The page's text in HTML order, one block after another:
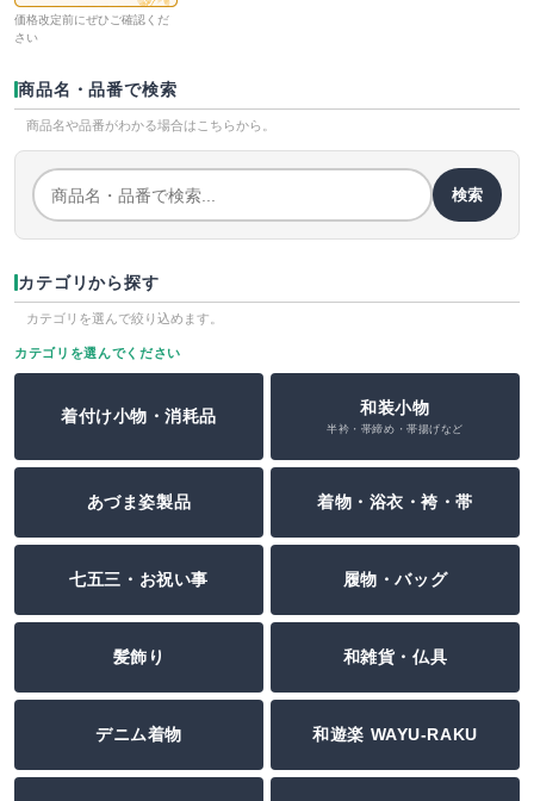
価格改定前にぜひご確認くだ
さい
商品名・品番で検索
商品名や品番がわかる場合はこちらから。
検索
カテゴリから探す
カテゴリを選んで絞り込めます。
カテゴリを選んでください
着付け小物・消耗品 和装小物
半衿・帯締め・帯揚げなど
あづま姿製品 着物・浴衣・袴・帯
七五三・お祝い事 履物・バッグ
髪飾り 和雑貨・仏具
デニム着物 和遊楽 WAYU-RAKU